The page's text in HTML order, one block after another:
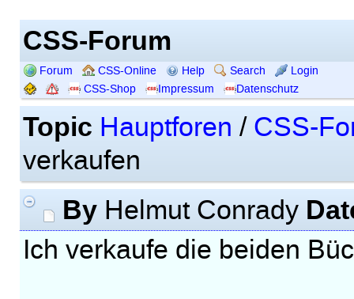
CSS-Forum
Forum CSS-Online Help Search
Login
CSS-Shop
Impressum Datenschutz
Topic Hauptforen / CSS-
verkaufen
ByHelmut Conrady
Ich verkaufe die beiden